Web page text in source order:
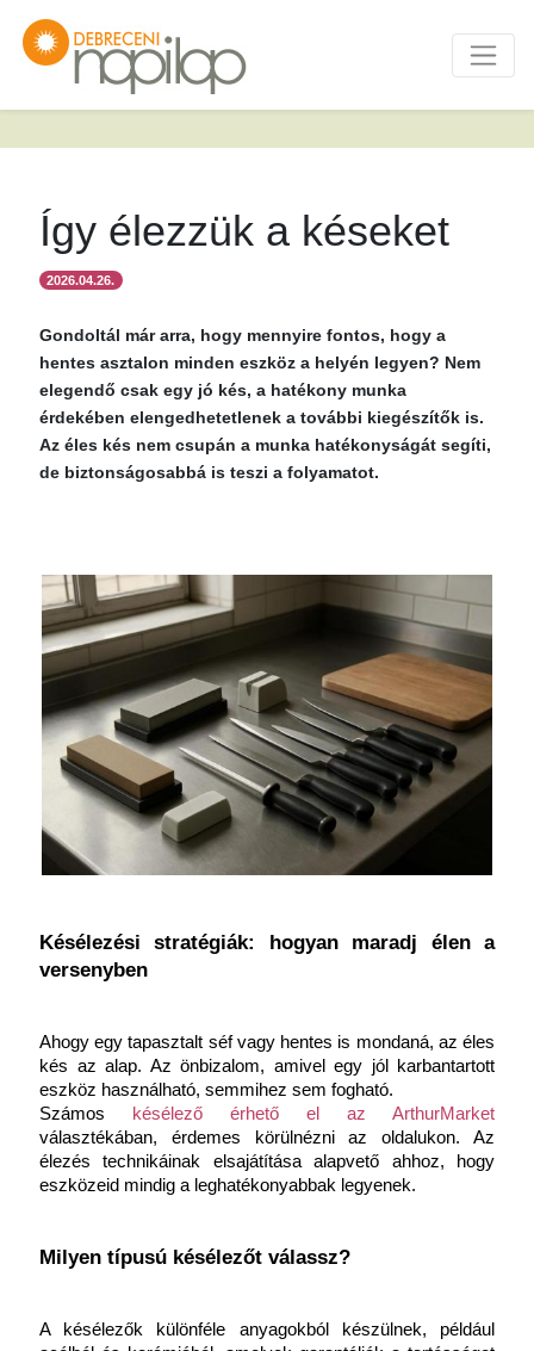
Így élezzük a késeket
2026.04.26.
Gondoltál már arra, hogy mennyire fontos, hogy a
hentes asztalon minden eszköz a helyén legyen? Nem
elegendő csak egy jó kés, a hatékony munka
érdekében elengedhetetlenek a további kiegészítők is.
Az éles kés nem csupán a munka hatékonyságát segíti,
de biztonságosabbá is teszi a folyamatot.
Késélezési stratégiák: hogyan maradj élen a
versenyben
Ahogy egy tapasztalt séf vagy hentes is mondaná, az éles
kés az alap. Az önbizalom, amivel egy jól karbantartott
eszköz használható, semmihez sem fogható.
Számos
késélező érhető el az ArthurMarket
választékában, érdemes körülnézni az oldalukon. Az
élezés technikáinak elsajátítása alapvető ahhoz, hogy
eszközeid mindig a leghatékonyabbak legyenek.
Milyen típusú késélezőt válassz?
A késélezők különféle anyagokból készülnek, például